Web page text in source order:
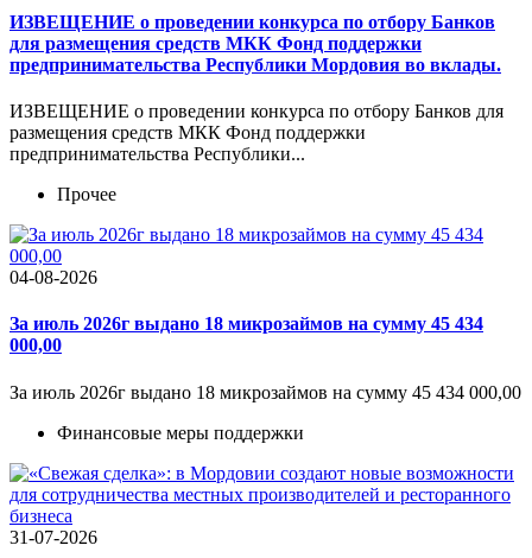
ИЗВЕЩЕНИЕ о проведении конкурса по отбору Банков
для размещения средств МКК Фонд поддержки
предпринимательства Республики Мордовия во вклады.
ИЗВЕЩЕНИЕ о проведении конкурса по отбору Банков для
размещения средств МКК Фонд поддержки
предпринимательства Республики...
Прочее
04-08-2026
За июль 2026г выдано 18 микрозаймов на сумму 45 434
000,00
За июль 2026г выдано 18 микрозаймов на сумму 45 434 000,00
Финансовые меры поддержки
31-07-2026